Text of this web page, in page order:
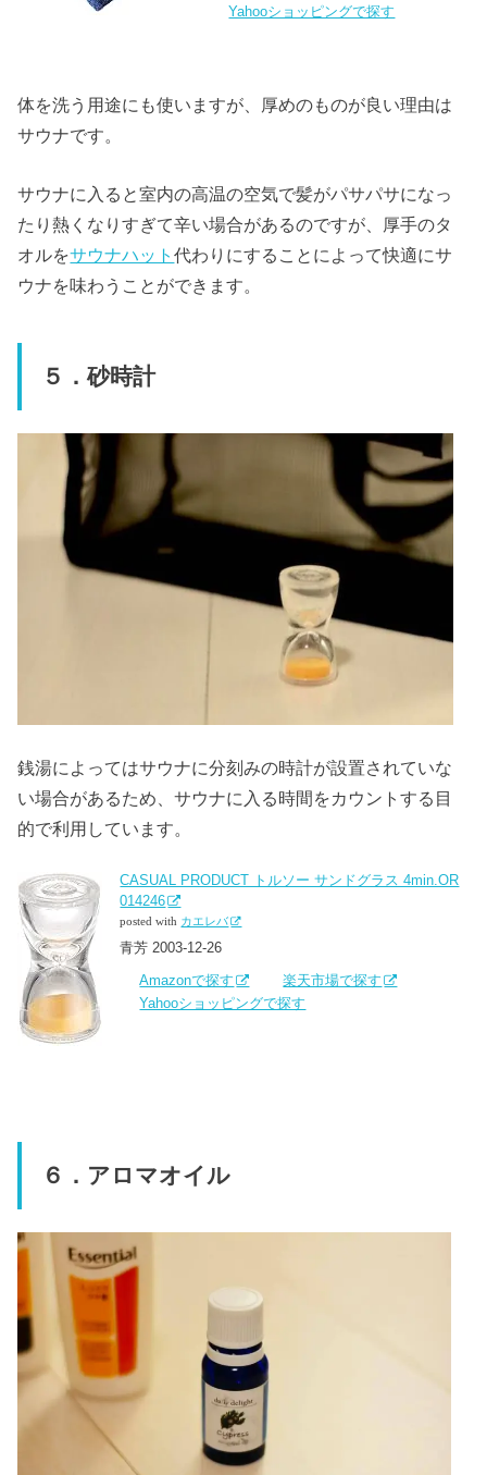
Yahooショッピングで探す
体を洗う用途にも使いますが、厚めのものが良い理由は
サウナです。
サウナに入ると室内の高温の空気で髪がパサパサになっ
たり熱くなりすぎて辛い場合があるのですが、厚手のタ
オルをサウナハット代わりにすることによって快適にサ
ウナを味わうことができます。
５．砂時計
銭湯によってはサウナに分刻みの時計が設置されていな
い場合があるため、サウナに入る時間をカウントする目
的で利用しています。
CASUAL PRODUCT トルソー サンドグラス 4min.OR
014246
posted with カエレバ
青芳 2003-12-26
Amazonで探す
楽天市場で探す
Yahooショッピングで探す
６．アロマオイル